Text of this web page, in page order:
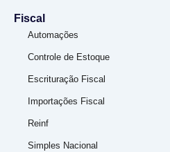
Fiscal
Automações
Controle de Estoque
Escrituração Fiscal
Importações Fiscal
Reinf
Simples Nacional